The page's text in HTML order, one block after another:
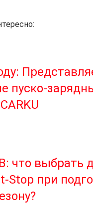
пуско-
что выбрать
Stop при